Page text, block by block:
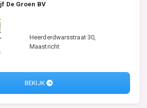
De Groen BV
Heerderdwarsstraat 30,
Maastricht
BEKIJK